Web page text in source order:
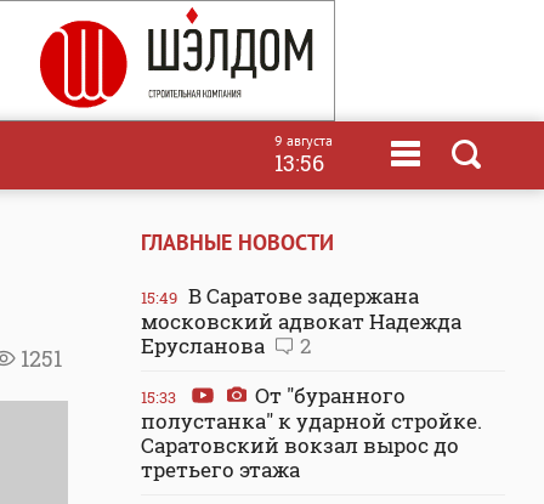
9 августа
13:56
1251
ГЛАВНЫЕ НОВОСТИ
15:49 В Саратове задержана
московский адвокат Надежда
Ерусланова
2
15:33
От "буранного
полустанка" к ударной стройке.
Саратовский вокзал вырос до
третьего этажа